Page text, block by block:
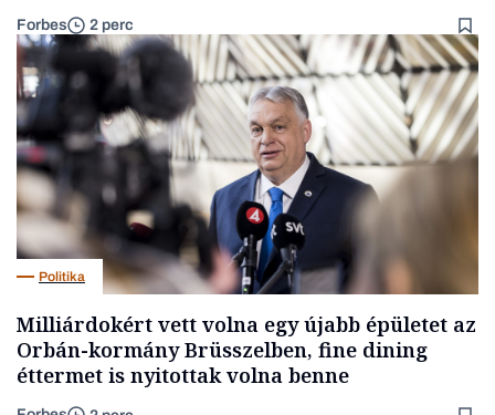
Forbes 2 perc
Politika
Milliárdokért vett volna egy újabb épületet az
Orbán-kormány Brüsszelben, fine dining
éttermet is nyitottak volna benne